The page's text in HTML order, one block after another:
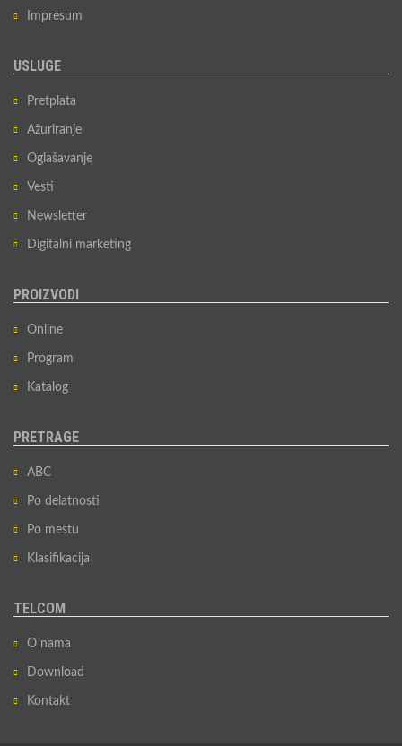
Impresum
USLUGE
Pretplata
Ažuriranje
Oglašavanje
Vesti
Newsletter
Digitalni marketing
PROIZVODI
Online
Program
Katalog
PRETRAGE
ABC
Po delatnosti
Po mestu
Klasifikacija
TELCOM
O nama
Download
Kontakt